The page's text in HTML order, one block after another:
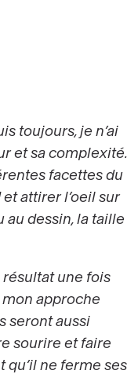
toujours, je n’ai
et sa complexité.
facettes du
attirer l’oeil sur
au dessin, la taille
une fois
approche
seront aussi
sourire et faire
qu’il ne ferme ses